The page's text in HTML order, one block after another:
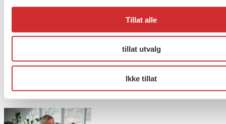
Tillat alle
tillat utvalg
Ikke tillat
Taushetsplikt og personvern
Er du berørt av brannen i
Drammen?